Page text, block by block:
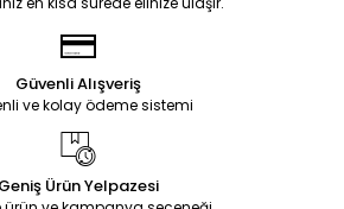
Güvenli Alışveriş
ve kolay ödeme sistemi
Geniş Ürün Yelpazesi